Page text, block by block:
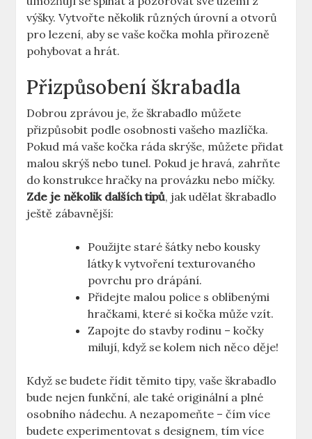
výšky. Vytvořte několik různých úrovní a otvorů
pro lezení, aby se vaše kočka mohla přirozeně
pohybovat a hrát.
Přizpůsobení škrabadla
Dobrou zprávou je, že škrabadlo můžete
přizpůsobit podle osobnosti vašeho mazlíčka.
Pokud má vaše kočka ráda skrýše, můžete přidat
malou skrýš nebo tunel. Pokud je hravá, zahrňte
do konstrukce hračky na provázku nebo míčky.
Zde je několik dalších tipů, jak udělat škrabadlo
ještě zábavnější:
Použijte staré šátky nebo kousky
látky k vytvoření texturovaného
povrchu pro drápání.
Přidejte malou police s oblíbenými
hračkami, které si kočka může vzít.
Zapojte do stavby rodinu – kočky
milují, když se kolem nich něco děje!
Když se budete řídit těmito tipy, vaše škrabadlo
bude nejen funkční, ale také originální a plné
osobního nádechu. A nezapomeňte – čím více
budete experimentovat s designem, tím více